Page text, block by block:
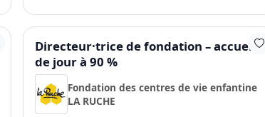
Directeur·trice de fondation – accueil
de jour à 90 %
Fondation des centres de vie enfantine
LA RUCHE